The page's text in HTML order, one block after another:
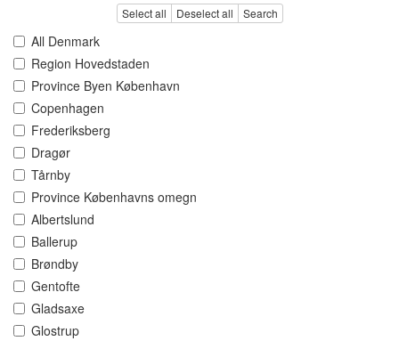
Select all Deselect all Search
All Denmark
Region Hovedstaden
Province Byen København
Copenhagen
Frederiksberg
Dragør
Tårnby
Province Københavns omegn
Albertslund
Ballerup
Brøndby
Gentofte
Gladsaxe
Glostrup